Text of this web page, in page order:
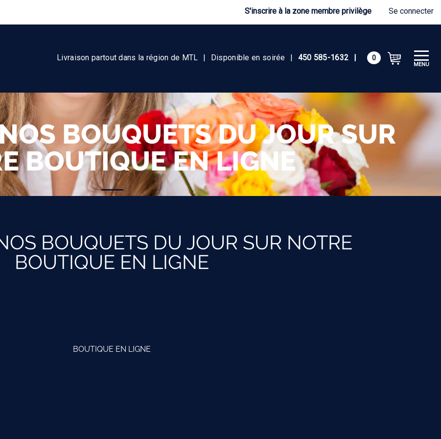
S'inscrire à la zone membre privilège Se connecter
Livraison partout dans la région de MTL | Disponible en soirée | 450 585-1632 | 0
BOUQUETS DU JOUR SUR
BOUTIQUE EN LIGNE
MENU
BOUQUETS DU JOUR SUR NOTRE
BOUTIQUE EN LIGNE
BOUTIQUE EN LIGNE